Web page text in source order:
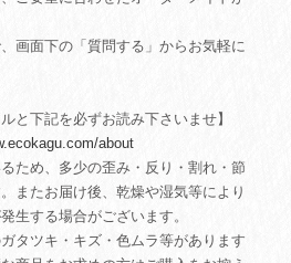
画面下の「質問する」からお気軽に
と下記を必ずお読み下さいませ】
about
ため、多少の歪み・反り・割れ・節
またお届け後、乾燥や湿気等により
生する場合がございます。
タツキ・キズ・色ムラ等があります